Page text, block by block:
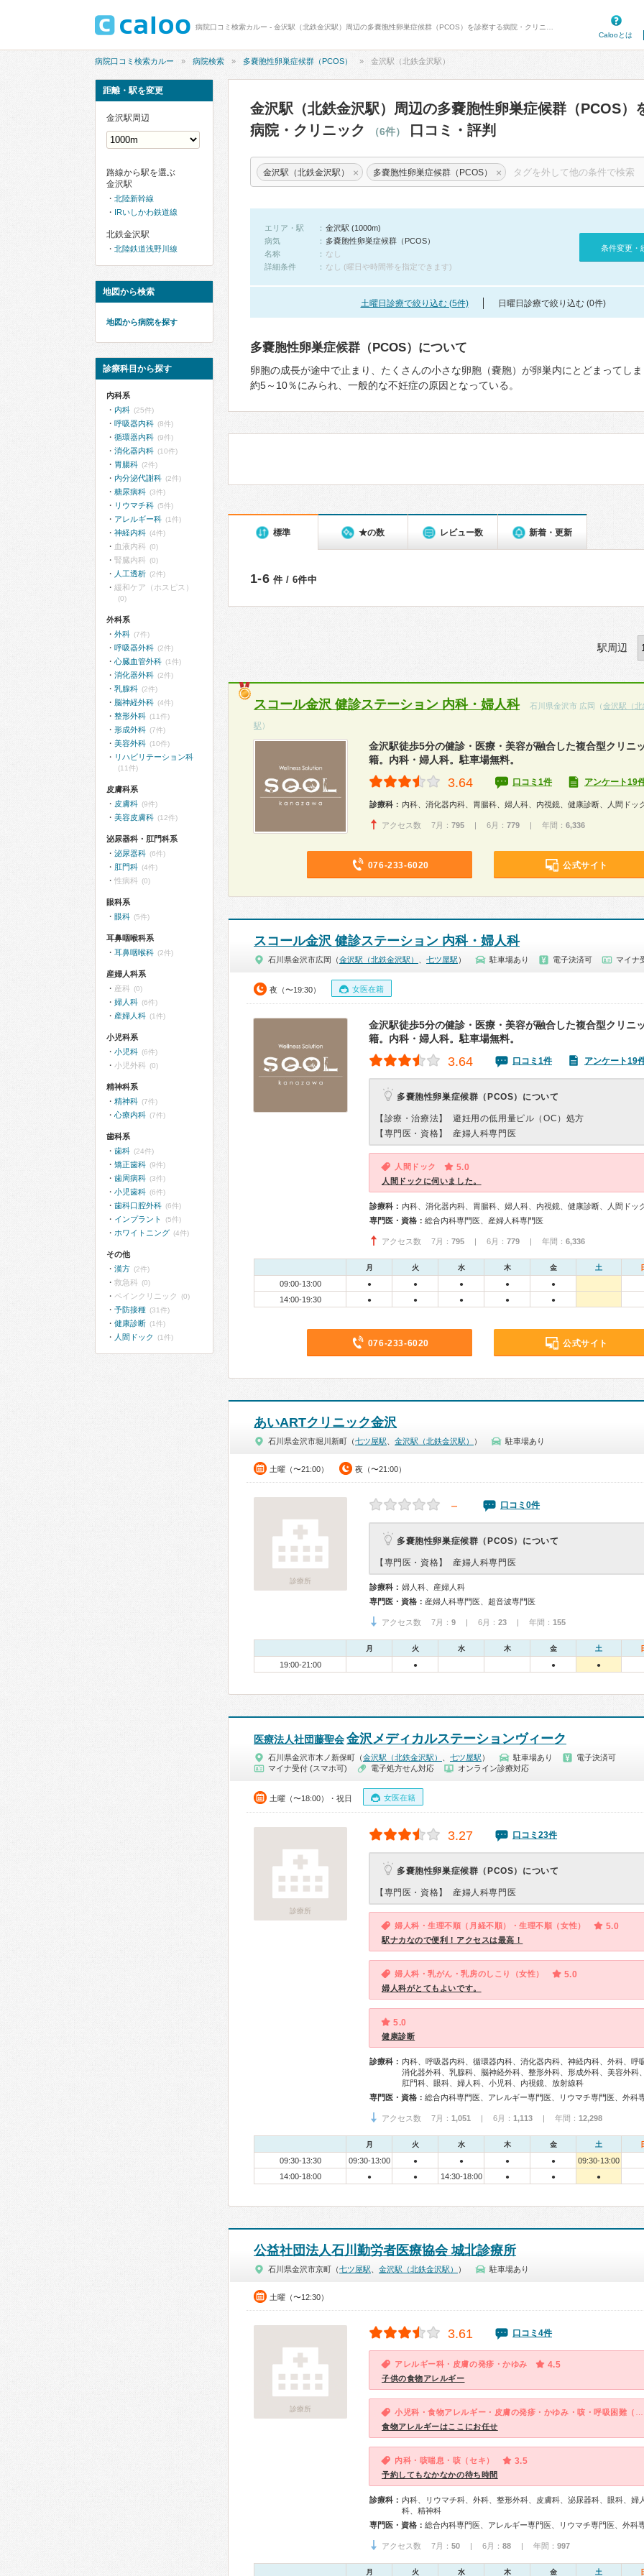
Calooとは
病院口コミ検索カルー 病院検索 多嚢胞性卵巣症候群（PCOS） 金沢駅（北鉄金沢駅）
金沢駅（北鉄金沢駅）周辺の多嚢胞性卵巣症候群（PCOS）
病院・クリニック
（6件） 口コミ・評判
金沢駅（北鉄金沢駅） × 多嚢胞性卵巣症候群（PCOS） ×
エリア・駅
金沢駅 (1000m)
病気
多嚢胞性卵巣症候群（PCOS）
名称
なし
詳細条件
なし (曜日や時間帯を指定できます)
条件変更・
土曜日診療で絞り込む (5件) 日曜日診療で絞り込む (0件)
多嚢胞性卵巣症候群（PCOS）について
卵胞の成⻑が途中で止まり、たくさんの⼩さな卵胞（嚢胞）が卵巣内にとどまってし
約5～10％にみられ、一般的な不妊症の原因となっている。
標準 ★の数 レビュー数 新着・更新
1-6 件 / 6件中
駅周辺
スコール金沢 健診ステーション 内科・婦人科 石川県金沢市 広岡（金沢駅（
駅 ）
金沢駅徒歩5分の健診・医療・美容が融合した複合型クリニ
籍。内科・婦人科。駐車場無料。
3.64 口コミ1件 アンケート19
診療科： 内科、消化器内科、胃腸科、婦人科、内視鏡、健康診断、人間ドッ
アクセス数 7月： 795 | 6月： 779 | 年間： 6,336
076-233-6020 公式サイト
スコール金沢 健診ステーション 内科・婦人科
石川県金沢市広岡（金沢駅（北鉄金沢駅） 七ツ屋駅 ） 駐車場あり 電子決済可 マイナ
夜（〜19:30） 女医在籍
金沢駅徒歩5分の健診・医療・美容が融合した複合型クリニ
籍。内科・婦人科。駐車場無料。
3.64 口コミ1件 アンケート19
多嚢胞性卵巣症候群（PCOS）について
【診療・治療法】
避妊用の低用量ピル（OC）処方
【専門医・資格】
産婦人科専門医
人間ドック 5.0
人間ドックに伺いました。
診療科： 内科、消化器内科、胃腸科、婦人科、内視鏡、健康診断、人間ドッ
専門医・資格： 総合内科専門医、産婦人科専門医
アクセス数 7月： 795 | 6月： 779 | 年間： 6,336
月 火 水 木 金 土
09:00-13:00 ● ● ● ● ●
14:00-19:30 ● ● ● ● ●
076-233-6020 公式サイト
あいARTクリニック金沢
石川県金沢市堀川新町（七ツ屋駅 金沢駅（北鉄金沢駅） ） 駐車場あり
土曜（〜21:00） 夜（〜21:00）
診療所
－ 口コミ0件
多嚢胞性卵巣症候群（PCOS）について
【専門医・資格】 産婦人科専門医
診療科： 婦人科、産婦人科
専門医・資格： 産婦人科専門医、超音波専門医
アクセス数 7月： 9 | 6月： 23 | 年間： 155
月 火 水 木 金 土
19:00-21:00 ● ● ●
医療法人社団藤聖会金沢メディカルステーションヴィーク
石川県金沢市木ノ新保町（金沢駅（北鉄金沢駅） 七ツ屋駅 ） 駐車場あり
電子決済可
マイナ受付 (スマホ可)
電子処方せん対応 オンライン診療対応
土曜（〜18:00）・祝日 女医在籍
診療所
3.27 口コミ23件
多嚢胞性卵巣症候群（PCOS）について
【専門医・資格】 産婦人科専門医
婦人科・生理不順（月経不順）・生理不順（女性） 5.0
駅ナカなので便利！アクセスは最高！
婦人科・乳がん・乳房のしこり（女性） 5.0
婦人科がとてもよいです。
5.0
健康診断
診療科： 内科、呼吸器内科、循環器内科、消化器内科、神経内科、外科、呼
消化器外科、乳腺科、脳神経外科、整形外科、形成外科、美容外科
肛門科、眼科、婦人科、小児科、内視鏡、放射線科
専門医・資格：
アクセス数 7月： 1,051 | 6月： 1,113 | 年間： 12,298
月 火 水 木 金 土
09:30-13:30 09:30-13:00 ● ● ● ●
09:30-13:00
14:00-18:00
● ● 14:30-18:00 ● ● ●
公益社団法人石川勤労者医療協会 城北診療所
石川県金沢市京町（七ツ屋駅 金沢駅（北鉄金沢駅） ） 駐車場あり
土曜（〜12:30）
診療所
3.61 口コミ4件
アレルギー科・皮膚の発疹・かゆみ 4.5
子供の食物アレルギー
食物アレルギーはここにお任せ
内科・咳喘息・咳（セキ） 3.5
予約してもなかなかの待ち時間
診療科： 内科、リウマチ科、外科、整形外科、皮膚科、泌尿器科、眼科、婦
科、精神科
専門医・資格：
アクセス数 7月： 50 | 6月： 88 | 年間： 997
月 火 水 木 金 土
距離・駅を変更
金沢駅周辺
路線から駅を選ぶ
金沢駅
北陸新幹線
IRいしかわ鉄道線
北鉄金沢駅
北陸鉄道浅野川線
地図から検索
地図から病院を探す
診療科目から探す
内科系
内科 (25件)
呼吸器内科 (8件)
循環器内科 (9件)
消化器内科 (10件)
胃腸科 (2件)
内分泌代謝科 (2件)
糖尿病科 (3件)
リウマチ科 (5件)
アレルギー科 (1件)
神経内科 (4件)
血液内科 (0)
腎臓内科 (0)
人工透析 (2件)
緩和ケア（ホスピス）
(0)
外科系
外科 (7件)
呼吸器外科 (2件)
心臓血管外科 (1件)
消化器外科 (2件)
乳腺科 (2件)
脳神経外科 (4件)
整形外科 (11件)
形成外科 (7件)
美容外科 (10件)
リハビリテーション科
(11件)
皮膚科系
皮膚科 (9件)
美容皮膚科 (12件)
泌尿器科・肛門科系
泌尿器科 (6件)
肛門科 (4件)
性病科 (0)
眼科系
眼科 (5件)
耳鼻咽喉科系
耳鼻咽喉科 (2件)
産婦人科系
産科 (0)
婦人科 (6件)
産婦人科 (1件)
小児科系
小児科 (6件)
小児外科 (0)
精神科系
精神科 (7件)
心療内科 (7件)
歯科系
歯科 (24件)
矯正歯科 (9件)
歯周病科 (3件)
小児歯科 (6件)
歯科口腔外科 (6件)
インプラント (5件)
ホワイトニング (4件)
その他
漢方 (2件)
救急科 (0)
ペインクリニック (0)
予防接種 (31件)
健康診断 (1件)
人間ドック (1件)